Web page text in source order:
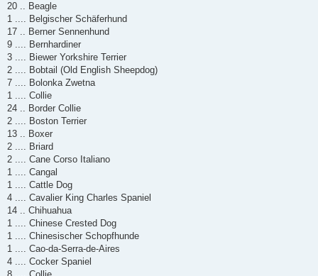
20 .. Beagle
1 .... Belgischer Schäferhund
17 .. Berner Sennenhund
9 .... Bernhardiner
3 .... Biewer Yorkshire Terrier
2 .... Bobtail (Old English Sheepdog)
7 .... Bolonka Zwetna
1 .... Collie
24 .. Border Collie
2 .... Boston Terrier
13 .. Boxer
2 .... Briard
2 .... Cane Corso Italiano
1 .... Cangal
1 .... Cattle Dog
4 .... Cavalier King Charles Spaniel
14 .. Chihuahua
1 .... Chinese Crested Dog
1 .... Chinesischer Schopfhunde
1 .... Cao-da-Serra-de-Aires
4 .... Cocker Spaniel